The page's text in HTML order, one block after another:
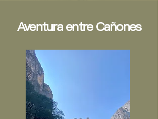
Aventura entre Cañones